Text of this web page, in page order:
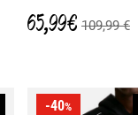
65,99 € 109,99 €
-40%